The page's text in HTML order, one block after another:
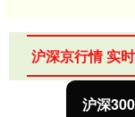
沪深京行情 实
沪深300